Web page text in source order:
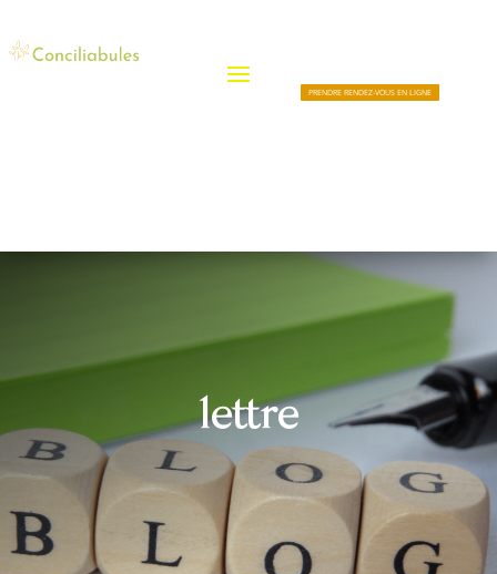
PRENDRE RENDEZ-VOUS EN LIGNE
lettre